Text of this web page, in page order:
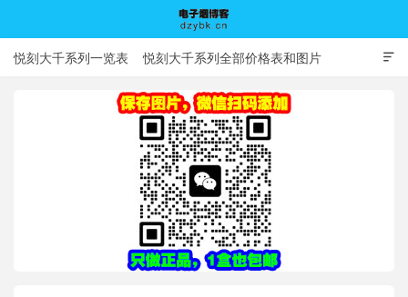
电子烟博客

悦刻大千系列一览表 悦刻大千系列全部价格表和图片